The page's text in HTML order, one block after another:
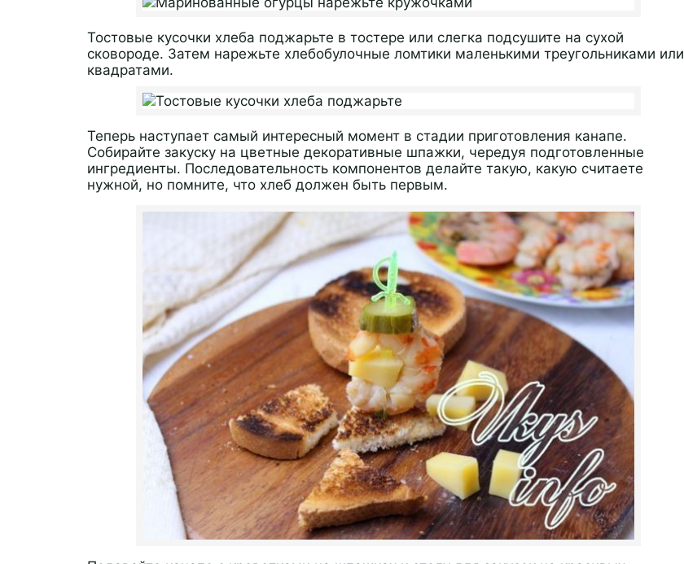
Тостовые кусочки хлеба поджарьте в тостере или слегка подсушите на сухой
сковороде. Затем нарежьте хлебобулочные ломтики маленькими треугольниками или
квадратами.
Теперь наступает самый интересный момент в стадии приготовления канапе.
Собирайте закуску на цветные декоративные шпажки, чередуя подготовленные
ингредиенты. Последовательность компонентов делайте такую, какую считаете
нужной, но помните, что хлеб должен быть первым.